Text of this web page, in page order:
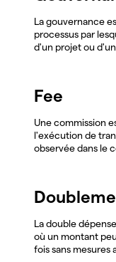
La gouvernance
processus par
d'un projet ou
Fee
Une commission
l'exécution de
observée dans le
La double
où un montant
fois sans mesures